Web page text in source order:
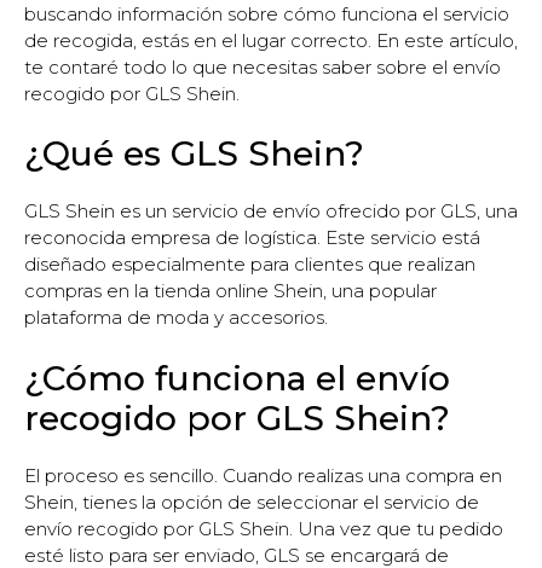
buscando información sobre cómo funciona el servicio
de recogida, estás en el lugar correcto. En este artículo,
te contaré todo lo que necesitas saber sobre el envío
recogido por GLS Shein.
¿Qué es GLS Shein?
GLS Shein es un servicio de envío ofrecido por GLS, una
reconocida empresa de logística. Este servicio está
diseñado especialmente para clientes que realizan
compras en la tienda online Shein, una popular
plataforma de moda y accesorios.
¿Cómo funciona el envío
recogido por GLS Shein?
El proceso es sencillo. Cuando realizas una compra en
Shein, tienes la opción de seleccionar el servicio de
envío recogido por GLS Shein. Una vez que tu pedido
esté listo para ser enviado, GLS se encargará de